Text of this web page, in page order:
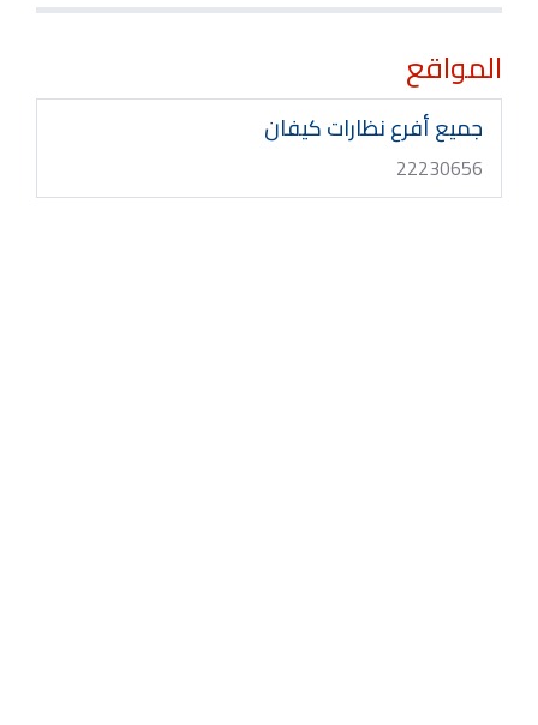
المواقع
جميع أفرع نظارات كيفان
22230656